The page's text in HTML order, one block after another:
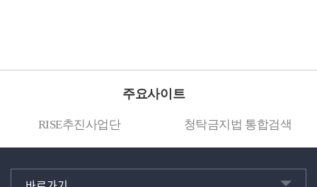
주요사이트
RISE추진사업단 청탁금지법 통합검색